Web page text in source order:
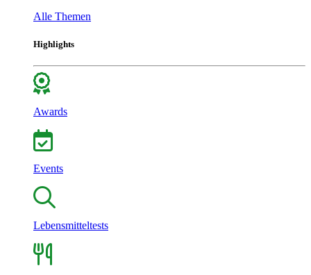
Alle Themen
Highlights
Awards
Events
Lebensmitteltests